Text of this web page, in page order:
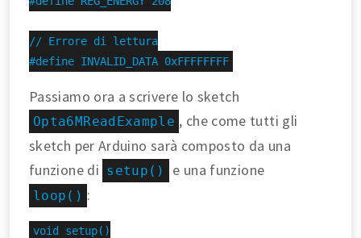
// Errore di lettura
#define INVALID_DATA 0xFFFFFFFF
Passiamo ora a scrivere lo sketch
Opta6MReadExample , che come tutti gli
sketch per Arduino sarà composto da una
funzione di setup() e una funzione
loop() :
void setup()